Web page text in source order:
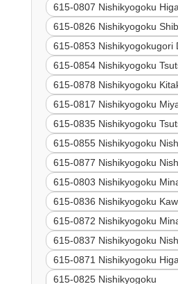
615-0807 Nishikyogoku
615-0826 Nishikyogoku
615-0853 Nishikyogokugori
615-0854 Nishikyogoku
615-0878 Nishikyogoku
615-0817 Nishikyogoku
615-0835 Nishikyogoku
615-0855 Nishikyogoku
615-0877 Nishikyogoku
615-0803 Nishikyogoku
615-0836 Nishikyogoku
615-0872 Nishikyogoku
615-0837 Nishikyogoku
615-0871 Nishikyogoku
615-0825 Nishikyogoku